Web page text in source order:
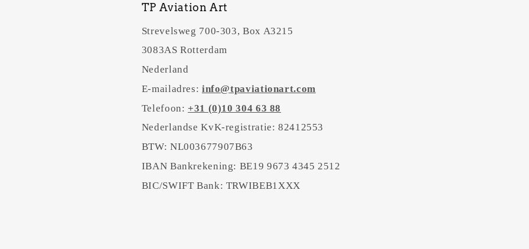
TP Aviation Art
Strevelsweg 700-303, Box A3215
3083AS Rotterdam
Nederland
E-mailadres: info@tpaviationart.com
Telefoon: +31 (0)10 304 63 88
Nederlandse KvK-registratie: 82412553
BTW: NL003677907B63
IBAN Bankrekening: BE19 9673 4345 2512
BIC/SWIFT Bank: TRWIBEB1XXX